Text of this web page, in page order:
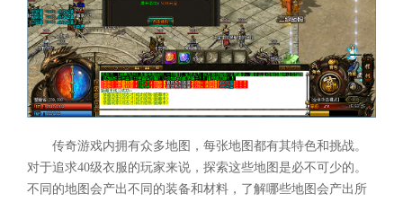
传奇游戏内拥有众多地图，每张地图都有其特色和挑战。
对于追求40级衣服的玩家来说，探索这些地图是必不可少的。
不同的地图会产出不同的装备和材料，了解哪些地图会产出所